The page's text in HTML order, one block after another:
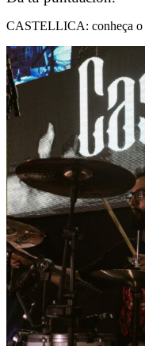
CASTELLICA: conheça o